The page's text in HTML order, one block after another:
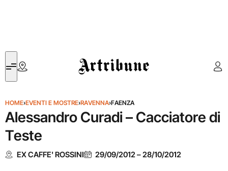
Artribune
HOME›EVENTI E MOSTRE›RAVENNA›FAENZA
Alessandro Curadi – Cacciatore di
Teste
EX CAFFE' ROSSINI 29/09/2012–28/10/2012